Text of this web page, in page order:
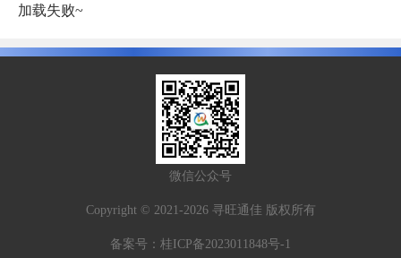
加载失败~
微信公众号
Copyright © 2021-2026 寻旺通佳 版权所有
备案号： 桂ICP备2023011848号-1